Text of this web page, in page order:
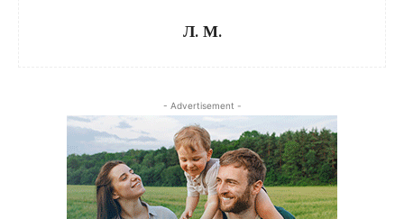
Л. М.
- Advertisement -